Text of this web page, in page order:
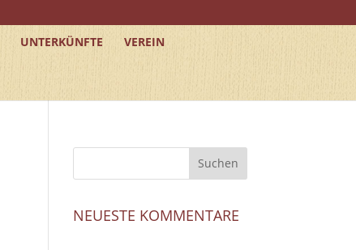
UNTERKÜNFTE
VEREIN
NEUESTE KOMMENTARE